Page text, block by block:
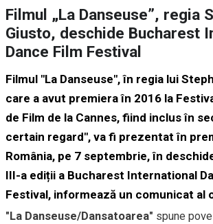
Filmul „La Danseuse”, regia
Giusto, deschide Bucharest
Dance Film Festival
Filmul "La Danseuse", în regia lui
care a avut premiera în 2016 la
de Film de la Cannes, fiind inclus în
certain regard", va fi prezentat în
România, pe 7 septembrie, în
III-a ediții a Bucharest International
Festival, informează un comunicat al
"La Danseuse/Dansatoarea" spune